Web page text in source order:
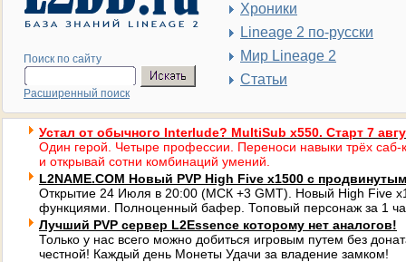
Поиск по сайту
Расширенный поиск
Хроники
Lineage 2 по-русски
Мир Lineage 2
Статьи
Устал от обычного Interlude? MultiSub x550. Старт 7
Один герой. Четыре профессии. Переноси навыки трёх саб-
и открывай сотни комбинаций умений.
L2NAME.COM Новый PVP High Five x1500 с
Открытие 24 Июля в 20:00 (МСК +3 GMT). Новый High Five
функциями. Полноценный бафер. Топовый персонаж за 1
Лучший PVP сервер L2Essence которому нет аналогов!
Только у нас всего можно добиться игровым путем без
честной! Каждый день Монеты Удачи за владение замком!